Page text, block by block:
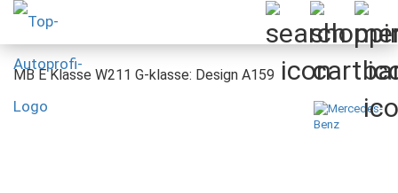
MB E Klasse W211 G-klasse: Design A159